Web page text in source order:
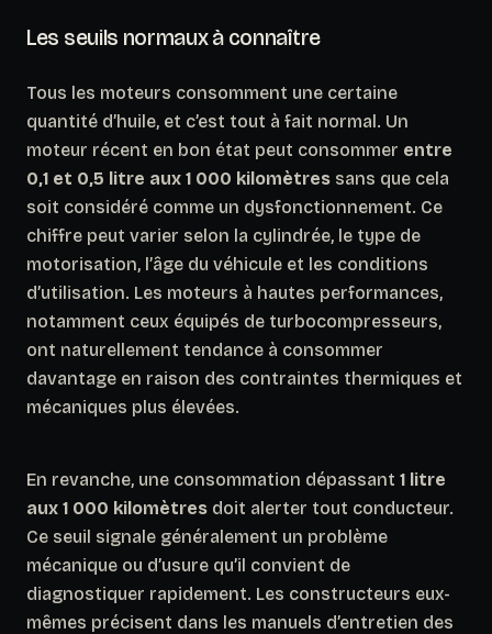
Les seuils normaux à connaître
Tous les moteurs consomment une certaine
quantité d’huile, et c’est tout à fait normal. Un
moteur récent en bon état peut consommer entre
0,1 et 0,5 litre aux 1 000 kilomètres sans que cela
soit considéré comme un dysfonctionnement. Ce
chiffre peut varier selon la cylindrée, le type de
motorisation, l’âge du véhicule et les conditions
d’utilisation. Les moteurs à hautes performances,
notamment ceux équipés de turbocompresseurs,
ont naturellement tendance à consommer
davantage en raison des contraintes thermiques et
mécaniques plus élevées.
En revanche, une consommation dépassant 1 litre
aux 1 000 kilomètres doit alerter tout conducteur.
Ce seuil signale généralement un problème
mécanique ou d’usure qu’il convient de
diagnostiquer rapidement. Les constructeurs eux-
mêmes précisent dans les manuels d’entretien des